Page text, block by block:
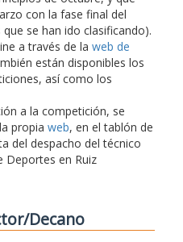
con la fase final del
se han ido clasificando).
a través de la web de
están disponibles los
así como los
a la competición, se
propia web, en el tablón de
del despacho del técnico
Deportes en Ruiz
Decano